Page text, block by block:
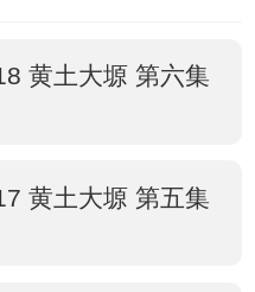
黄土大塬 第六集
黄土大塬 第五集